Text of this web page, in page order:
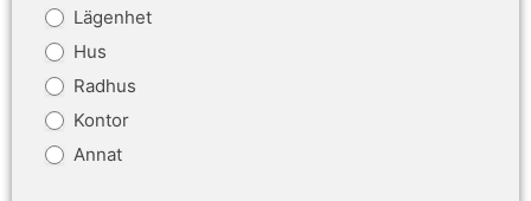
en
Offert
Lägenhet
Hus
Radhus
Kontor
Annat